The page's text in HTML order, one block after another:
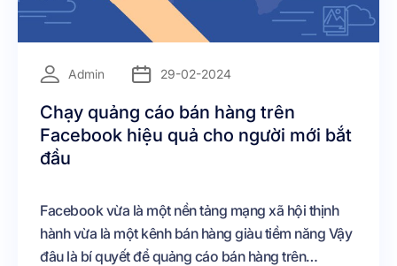
Admin 29-02-2024
Chạy quảng cáo bán hàng trên
Facebook hiệu quả cho người mới bắt
đầu
Facebook vừa là một nền tảng mạng xã hội thịnh
hành vừa là một kênh bán hàng giàu tiềm năng Vậy
đâu là bí quyết để quảng cáo bán hàng trên